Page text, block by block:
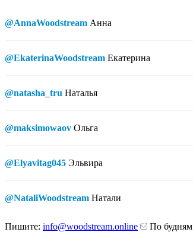
@AnnaWoodstream Анна
@EkaterinaWoodstream Екатерина
@natasha_tru Наталья
@maksimowaov Ольга
@Elyavitag045 Эльвира
@NataliWoodstream Натали
Пишите: info@woodstream.online По будням